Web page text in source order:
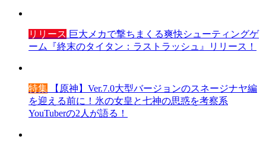
リリース 巨大メカで撃ちまくる爽快シューティングゲ
ーム『終末のタイタン：ラストラッシュ』リリース！
特集 【原神】Ver.7.0大型バージョンのスネージナヤ編
を迎える前に！氷の女皇と七神の思惑を考察系
YouTuberの2人が語る！